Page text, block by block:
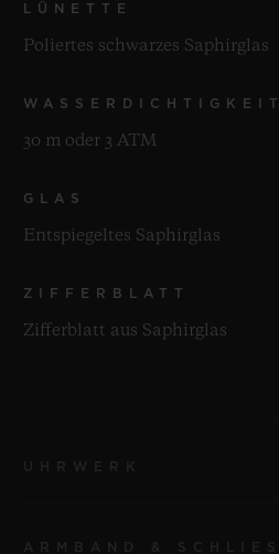
LÜNETTE
Poliertes schwarzes Saphirglas
WASSERDICHTIGKEIT
30 m oder 3 ATM
GLAS
Entspiegeltes Saphirglas
ZIFFERBLATT
Zifferblatt aus Saphirglas